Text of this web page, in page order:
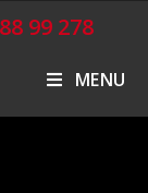
99 278
MENU